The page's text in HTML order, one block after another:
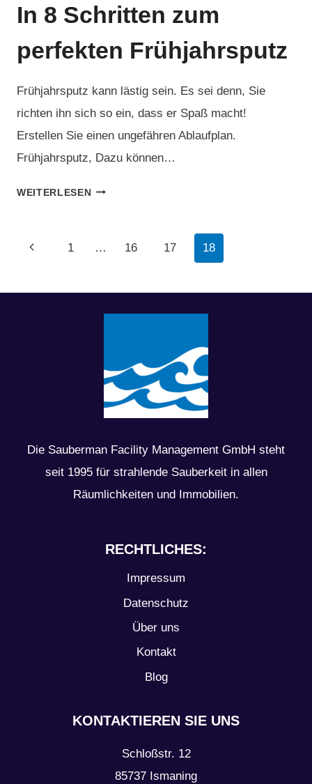
In 8 Schritten zum
perfekten Frühjahrsputz
Frühjahrsputz kann lästig sein. Es sei denn, Sie
richten ihn sich so ein, dass er Spaß macht!
Erstellen Sie einen ungefähren Ablaufplan.
Frühjahrsputz, Dazu können…
WEITERLESENIN
Seitennavigation
Vorherige
1 … 16 17 18
Die Sauberman Facility Management GmbH steht
seit 1995 für strahlende Sauberkeit in allen
Räumlichkeiten und Immobilien.
RECHTLICHES:
Impressum
Datenschutz
Über uns
Kontakt
Blog
KONTAKTIEREN SIE UNS
Schloßstr. 12
85737 Ismaning